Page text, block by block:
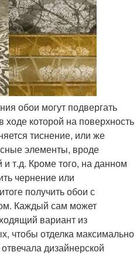
обои могут подвергать
ходе которой на поверхность
тиснение, или же
элементы, вроде
т.д. Кроме того, на данном
чернение или
получить обои с
Каждый сам может
вариант из
чтобы отделка максимально
дизайнерской